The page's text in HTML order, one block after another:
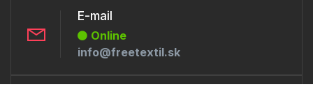
E-mail
Online
info@freetextil.sk